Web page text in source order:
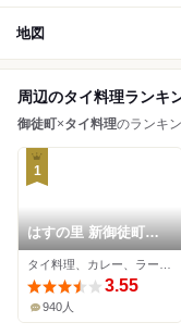
地図
周辺のタイ料理ランキ
御徒町×タイ料理のランキ
1
はすの里 新御徒町本
店
3.55
940人